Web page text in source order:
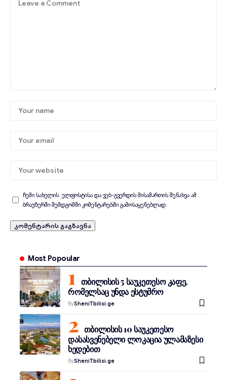
ჩემი სახელის. ელფოსტისა და ვებ-გვერდის მისამართის შენახვა ამ
ბრაუზერში შემდგომში კომენტარებში გამოსაყენებლად.
Most Popoular
თბილისის 5 საუკეთესო კაფე,
რომელსაც უნდა ესტუმრო
BySheniTbilisi.ge
თბილისის 10 საუკეთესო
დასასვენებელი ლოკაცია ულამაზესი
ხედებით
BySheniTbilisi.ge